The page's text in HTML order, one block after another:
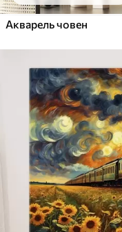
Акварель човен